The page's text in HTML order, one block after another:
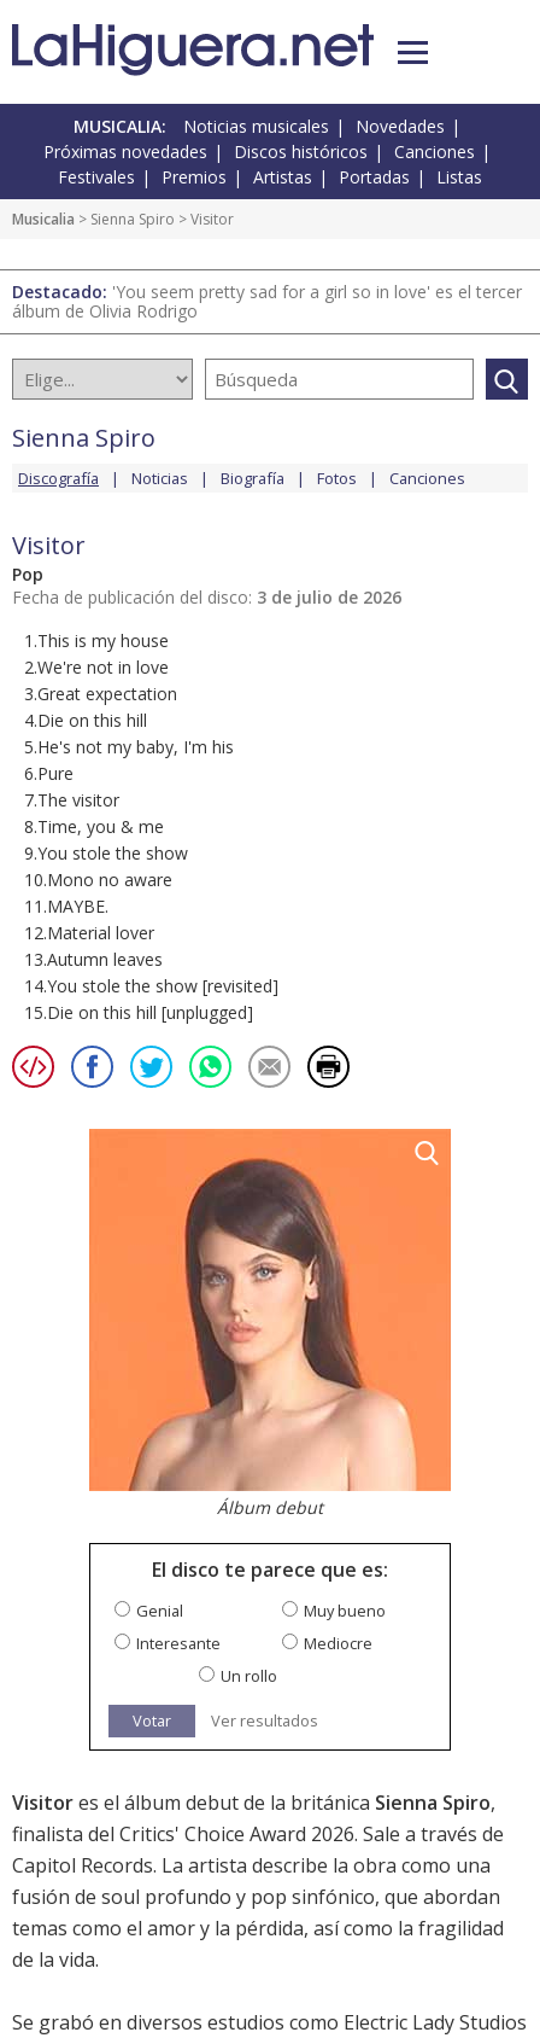
MUSICALIA: Noticias musicales
Novedades
Próximas novedades
Discos históricos
Canciones
Festivales
Premios Artistas Portadas Listas
Musicalia > Sienna Spiro > Visitor
Destacado: 'You seem pretty sad for a girl so in love' es el tercer
álbum de Olivia Rodrigo
Sienna Spiro
Discografía Noticias Biografía Fotos Canciones
Visitor
Pop
Fecha de publicación del disco: 3 de julio de 2026
1.This is my house
2.We're not in love
3.Great expectation
4.Die on this hill
5.He's not my baby, I'm his
6.Pure
7.The visitor
8.Time, you & me
9.You stole the show
10.Mono no aware
11.MAYBE.
12.Material lover
13.Autumn leaves
14.You stole the show [revisited]
15.Die on this hill [unplugged]
Álbum debut
El disco te parece que es:
Genial
Muy bueno
Interesante
Mediocre
Un rollo
Votar Ver resultados
Visitores el álbum debut de la británica Sienna Spiro,
finalista del Critics' Choice Award 2026. Sale a través de
Capitol Records. La artista describe la obra como una
fusión de soul profundo y pop sinfónico, que abordan
temas como el amor y la pérdida, así como la fragilidad
de la vida.
Se grabó en diversos estudios como Electric Lady Studios